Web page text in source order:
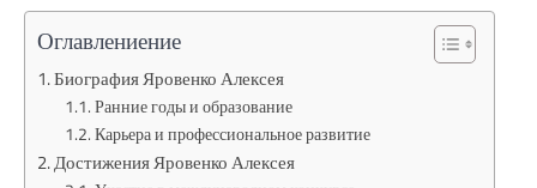
Оглавлениение
Биография Яровенко Алексея
Ранние годы и образование
Карьера и профессиональное развитие
Достижения Яровенко Алексея